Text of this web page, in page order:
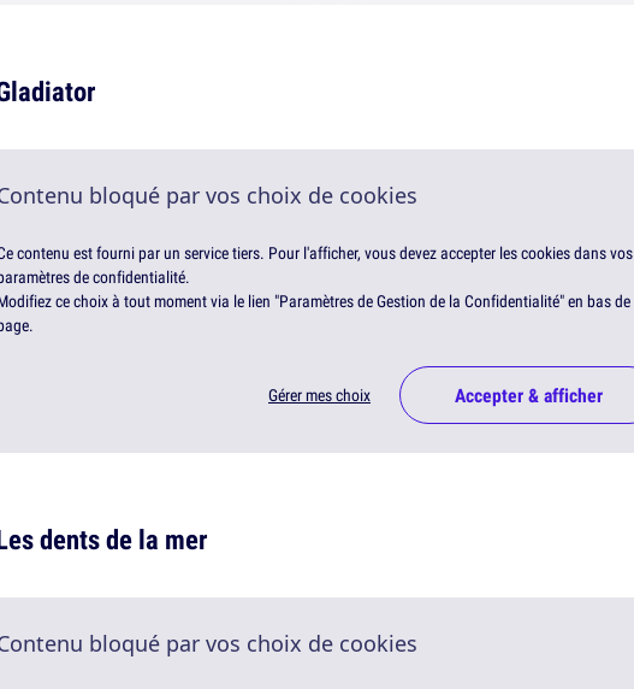
bloqué par vos choix de cookies
contenu est fourni par un service tiers. Pour l'afficher, vous devez accepter les cookies dans vos
de confidentialité.
ce choix à tout moment via le lien "Paramètres de Gestion de la Confidentialité" en bas de
Gérer mes choix Accepter & afficher
dents de la mer
bloqué par vos choix de cookies